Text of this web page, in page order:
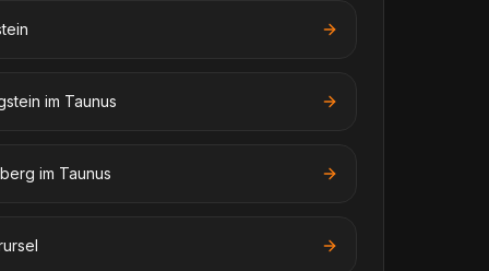
im Taunus
im Taunus